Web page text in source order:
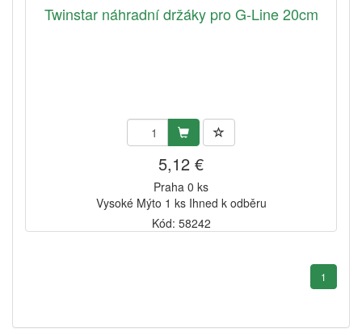
Twinstar náhradní držáky pro G-Line 20cm
5,12 €
Praha 0 ks
Vysoké Mýto 1 ks Ihned k odběru
Kód: 58242
1